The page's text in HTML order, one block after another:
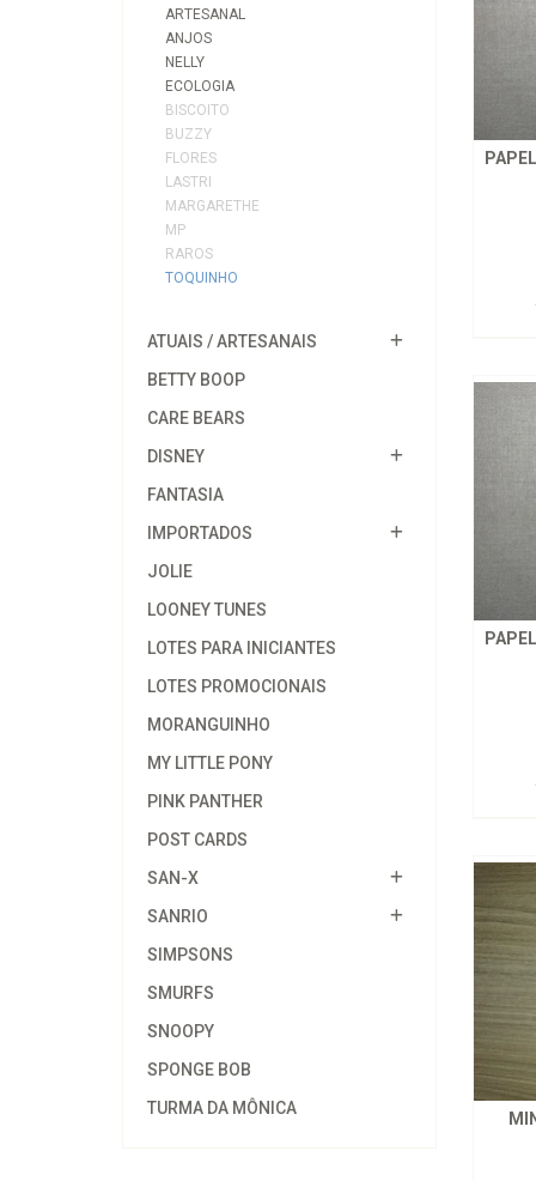
ARTESANAL
ANJOS
NELLY
ECOLOGIA
BISCOITO
BUZZY
FLORES
LASTRI
MARGARETHE
MP
RAROS
TOQUINHO
ATUAIS / ARTESANAIS
BETTY BOOP
CARE BEARS
DISNEY
FANTASIA
IMPORTADOS
JOLIE
LOONEY TUNES
LOTES PARA INICIANTES
LOTES PROMOCIONAIS
MORANGUINHO
MY LITTLE PONY
PINK PANTHER
POST CARDS
SAN-X
SANRIO
SIMPSONS
SMURFS
SNOOPY
SPONGE BOB
TURMA DA MÔNICA